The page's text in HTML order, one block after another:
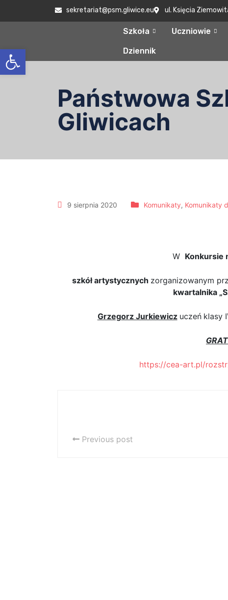
Otwórz pasek narzędzi
sekretariat@psm.gliwice.eu ul. Księcia
Szkoła Uczniowie
Dziennik
Państwowa
Gliwicach
9 sierpnia 2020 Komunikaty, Komunikaty
W Konkursie
szkół artystycznych zorganizowanym
kwartalnika
Grzegorz Jurkiewicz uczeń klasy
https://cea-art.pl/
Previous post